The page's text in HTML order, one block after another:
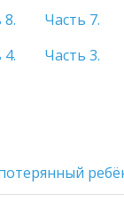
8. Часть 7.
4. Часть 3.